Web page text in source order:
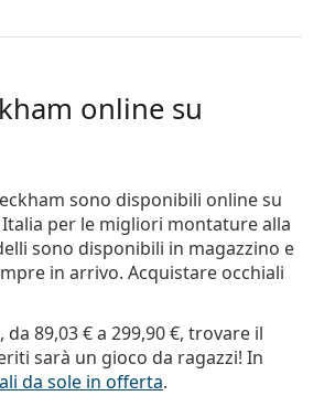
online su
sono disponibili online su
per le migliori montature alla
sono disponibili in magazzino e
in arrivo. Acquistare occhiali
da 89,03 €a 299,90 €, trovare il
sarà un gioco da ragazzi! In
da sole in offerta.